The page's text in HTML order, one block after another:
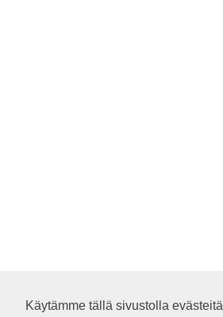
Käytämme tällä sivustolla evästeitä
Käytämme tällä sivustolla evästeitä